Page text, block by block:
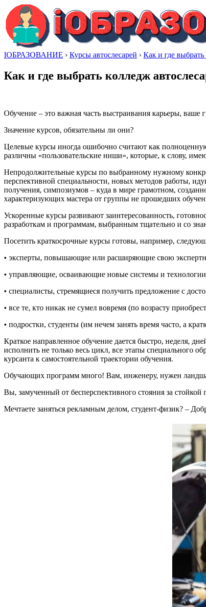
IОБРАЗОВАНИЕ › Курсы автослесарей › Как и где
Как и где выбрать колледж
Обучение – это важная часть выстраивания карьеры, ваше
Значение курсов, обязательны ли они?
Целевые курсы иногда ошибочно считают как
различны «пользовательские ниши», которые, к слову,
Непродолжительные курсы по выбранному нужному
перспективной специальности, новых методов работы,
получения, симпозиумов – куда в мире грамотном,
характеризующих мастера от группы не прошедших
Ускоренные курсы развивают заинтересованность,
разработкам и программам, выбранным тщательно и со
Посетить краткосрочные курсы готовы, например,
• эксперты, повышающие или расширяющие свою
• управляющие, осваивающие новые системы и технологии
• специалисты, стремящиеся получить предложение с
• все те, кто никак не сумел вовремя (по возрасту
• подростки, студенты (им нечем занять время часто, а
Краткое направленное обучение дается быстро, неделя,
исполнить не только весь цикл, все этапы специального
курсанта к самостоятельной траектории обучения.
Обучающих программ много! Вам, инженеру, нужен
Вы, замученный от бесперспективного стояния за
Мечтаете заняться рекламным делом, студент-физик? –